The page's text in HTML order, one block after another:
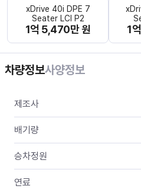
xDrive 40i DPE 7
Seater LCI P2
1억 5,470만 원 1
차량정보사양정보
제조사
배기량
승차정원
연료